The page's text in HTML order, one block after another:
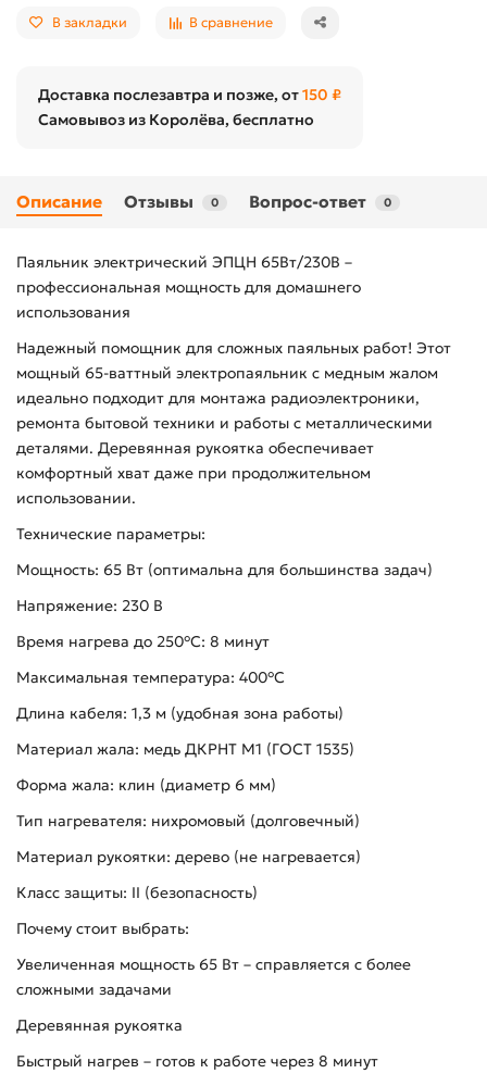
В закладки В сравнение
Доставка послезавтра и позже, от150 ₽
Самовывоз из Королёва, бесплатно
Описание Отзывы 0 Вопрос-ответ 0
Паяльник электрический ЭПЦН 65Вт/230В –
профессиональная мощность для домашнего
использования
Надежный помощник для сложных паяльных работ! Этот
мощный 65-ваттный электропаяльник с медным жалом
идеально подходит для монтажа радиоэлектроники,
ремонта бытовой техники и работы с металлическими
деталями. Деревянная рукоятка обеспечивает
комфортный хват даже при продолжительном
использовании.
Технические параметры:
Мощность: 65 Вт (оптимальна для большинства задач)
Напряжение: 230 В
Время нагрева до 250°C: 8 минут
Максимальная температура: 400°C
Длина кабеля: 1,3 м (удобная зона работы)
Материал жала: медь ДКРНТ М1 (ГОСТ 1535)
Форма жала: клин (диаметр 6 мм)
Тип нагревателя: нихромовый (долговечный)
Материал рукоятки: дерево (не нагревается)
Класс защиты: II (безопасность)
Почему стоит выбрать:
Увеличенная мощность 65 Вт – справляется с более
сложными задачами
Деревянная рукоятка
Быстрый нагрев – готов к работе через 8 минут